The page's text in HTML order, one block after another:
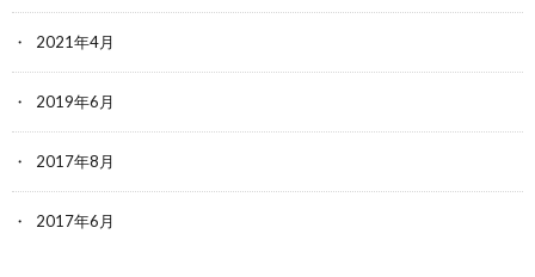
2021年4月
2019年6月
2017年8月
2017年6月